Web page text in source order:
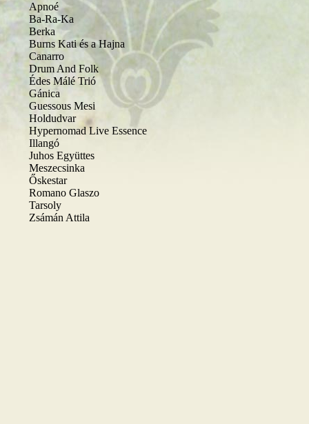
Apnoé
Ba-Ra-Ka
Berka
Burns Kati és a Hajna
Canarro
Drum And Folk
Édes Málé Trió
Gánica
Guessous Mesi
Holdudvar
Hypernomad Live Essence
Illangó
Juhos Együttes
Meszecsinka
Őskestar
Romano Glaszo
Tarsoly
Zsámán Attila